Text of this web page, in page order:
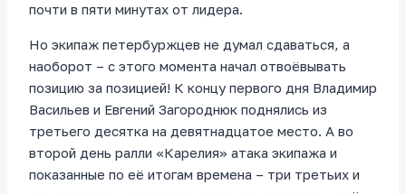
почти в пяти минутах от лидера.
Но экипаж петербуржцев не думал сдаваться, а
наоборот – с этого момента начал отвоёвывать
позицию за позицией! К концу первого дня Владимир
Васильев и Евгений Загороднюк поднялись из
третьего десятка на девятнадцатое место. А во
второй день ралли «Карелия» атака экипажа и
показанные по её итогам времена – три третьих и